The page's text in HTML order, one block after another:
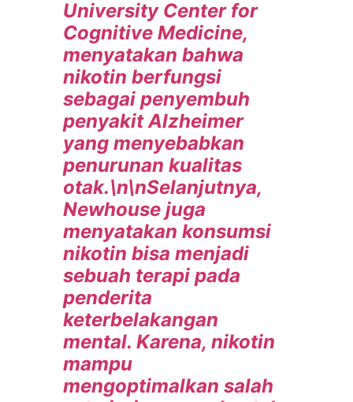
University Center for
Cognitive Medicine,
menyatakan bahwa
nikotin berfungsi
sebagai penyembuh
penyakit Alzheimer
yang menyebabkan
penurunan kualitas
otak.\n\nSelanjutnya,
Newhouse juga
menyatakan konsumsi
nikotin bisa menjadi
sebuah terapi pada
penderita
keterbelakangan
mental. Karena, nikotin
mampu
mengoptimalkan salah